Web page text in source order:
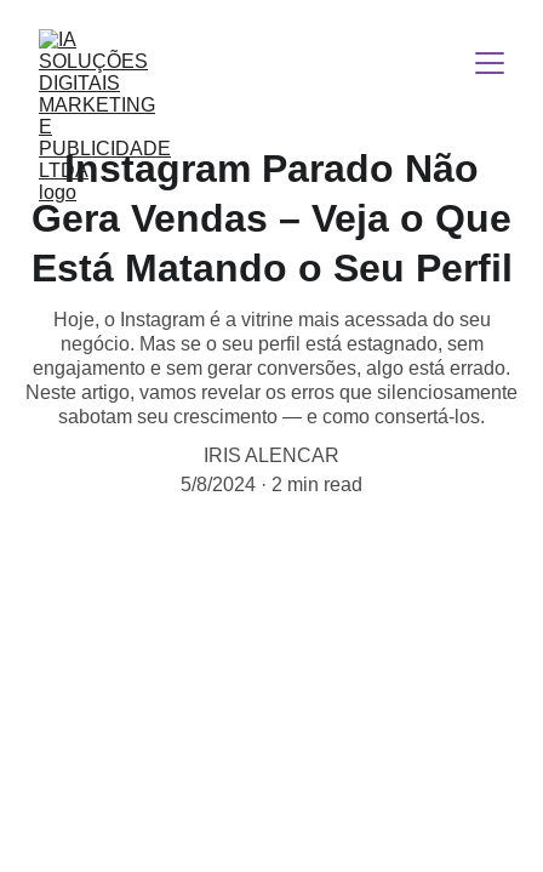
Instagram Parado Não
Gera Vendas – Veja o Que
Está Matando o Seu Perfil
Hoje, o Instagram é a vitrine mais acessada do seu
negócio. Mas se o seu perfil está estagnado, sem
engajamento e sem gerar conversões, algo está errado.
Neste artigo, vamos revelar os erros que silenciosamente
sabotam seu crescimento — e como consertá-los.
IRIS ALENCAR
5/8/2024
2 min read